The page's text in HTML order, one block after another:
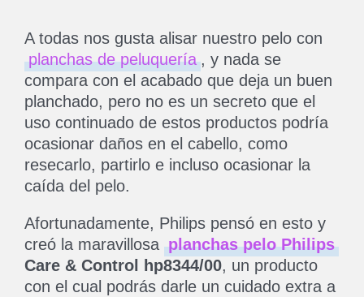
A todas nos gusta alisar nuestro pelo con
planchas de peluquería , y nada se
compara con el acabado que deja un buen
planchado, pero no es un secreto que el
uso continuado de estos productos podría
ocasionar daños en el cabello, como
resecarlo, partirlo e incluso ocasionar la
caída del pelo.
Afortunadamente, Philips pensó en esto y
creó la maravillosa planchas pelo Philips
Care & Control hp8344/00, un producto
con el cual podrás darle un cuidado extra a